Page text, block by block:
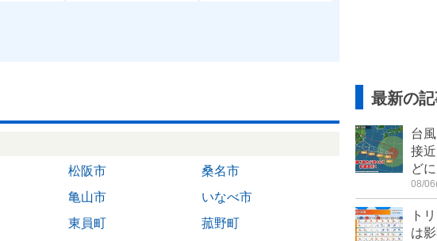
松阪市
桑名市
亀山市
いなべ市
東員町
菰野町
最新の
台
接
ど
08/
ト
は